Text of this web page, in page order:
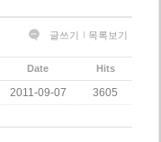
글쓰기 목록보기
Date Hits
2011-09-07 3605